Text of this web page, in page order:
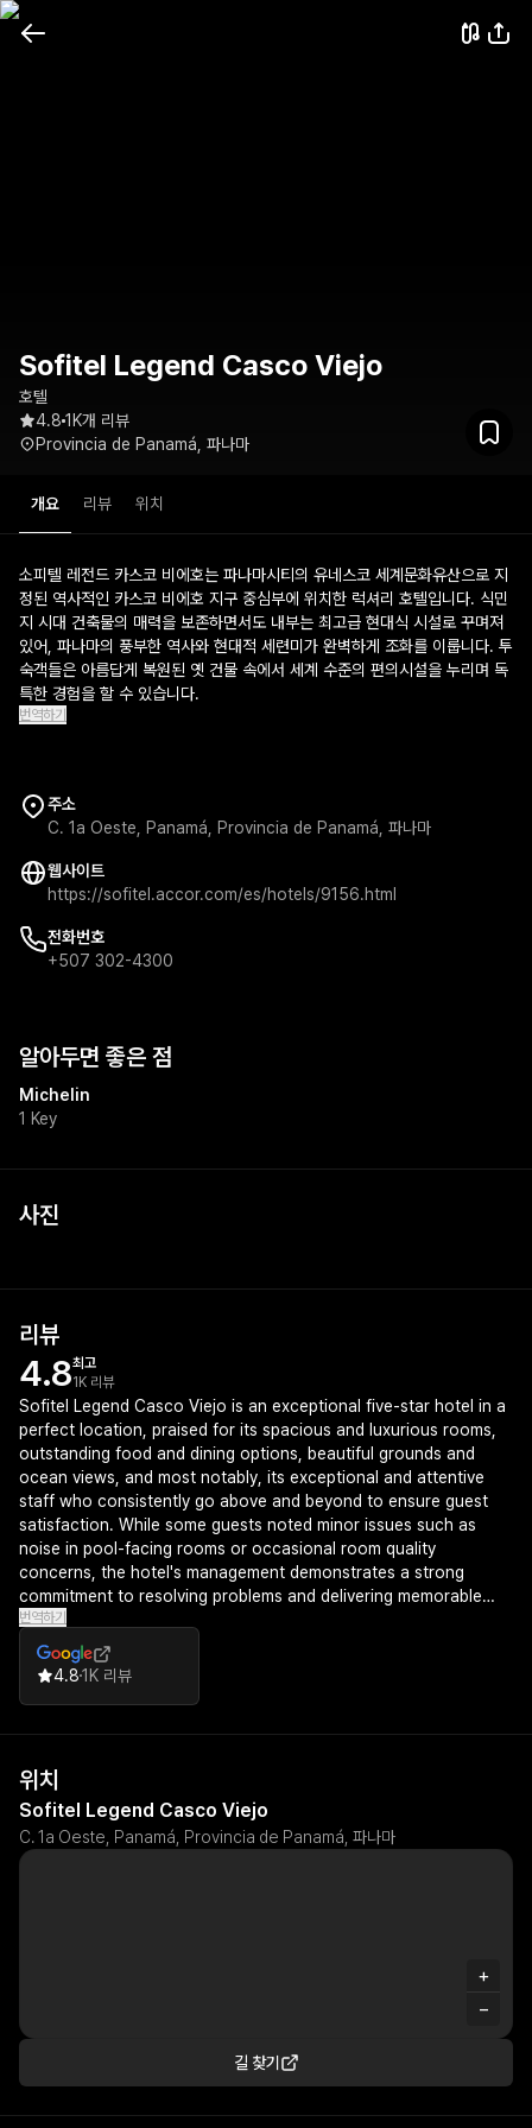
Sofitel Legend Casco Viejo
호텔
4.8 1K개 리뷰
Provincia de Panamá, 파나마
개요 리뷰 위치
소피텔 레전드 카스코 비에호는 파나마시티의 유네스코 세계문화유산으로 지
정된 역사적인 카스코 비에호 지구 중심부에 위치한 럭셔리 호텔입니다. 식민
지 시대 건축물의 매력을 보존하면서도 내부는 최고급 현대식 시설로 꾸며져
있어, 파나마의 풍부한 역사와 현대적 세련미가 완벽하게 조화를 이룹니다. 투
숙객들은 아름답게 복원된 옛 건물 속에서 세계 수준의 편의시설을 누리며 독
특한 경험을 할 수 있습니다.
번역하기
주소
C. 1a Oeste, Panamá, Provincia de Panamá, 파나마
웹사이트
https://sofitel.accor.com/es/hotels/9156.html
전화번호
+507 302-4300
알아두면 좋은 점
Michelin
1 Key
사진
리뷰
4.8최고
1K 리뷰
Sofitel Legend Casco Viejo is an exceptional five-star hotel in a
perfect location, praised for its spacious and luxurious rooms,
outstanding food and dining options, beautiful grounds and
ocean views, and most notably, its exceptional and attentive
staff who consistently go above and beyond to ensure guest
satisfaction. While some guests noted minor issues such as
noise in pool-facing rooms or occasional room quality
concerns, the hotel's management demonstrates a strong
commitment to resolving problems and delivering memorable
experiences. Overall, guests consistently describe their stays as
among the finest hotel experiences they've had, making it a
highly recommended destination.
번역하기
4.81K 리뷰
위치
Sofitel Legend Casco Viejo
C. 1a Oeste, Panamá, Provincia de Panamá, 파나마
+
−
길 찾기